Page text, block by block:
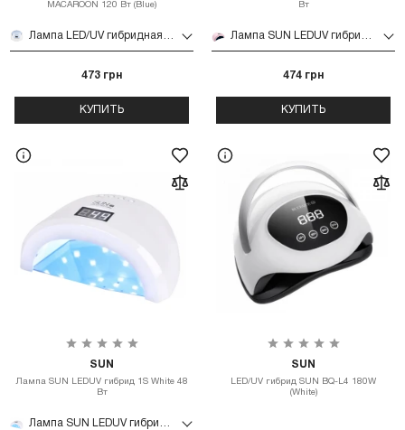
MACAROON 120 Вт (Blue)
473 грн
КУПИТЬ
Вт
474 грн
КУПИТЬ
SUN
Лампа SUN LEDUV гибрид 1S White 48
Вт
SUN
LED/UV гибрид SUN BQ-L4 180W
(White)